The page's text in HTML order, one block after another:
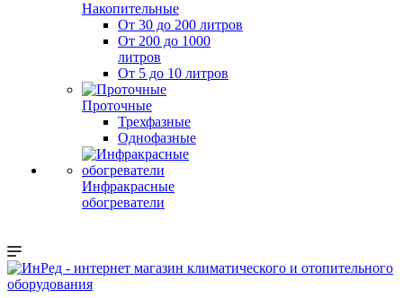
Накопительные
От 30 до 200 литров
От 200 до 1000
литров
От 5 до 10 литров
Проточные
Трехфазные
Однофазные
Инфракрасные
обогреватели